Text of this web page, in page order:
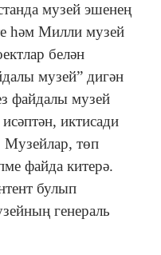
музей эшенең
һәм Милли музей
белән
музей” дигән
файдалы музей
иктисади
Музейлар, төп
файда китерә.
булып
генераль